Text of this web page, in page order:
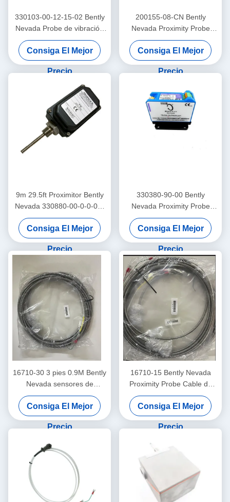
330103-00-12-15-02 Bently
Nevada Probe de vibración
3300 Xl Proximador sensor
Consiga El Mejor
Precio
200155-08-CN Bently
Nevada Proximity Probe
Trendmaster Pro
Acelerómetro de baja
frecuencia
Consiga El Mejor
Precio
9m 29.5ft Proximitor Bently
Nevada 330880-00-0-0-03-
02 ProxPAC Proximidad
Transductor Asamblea
Consiga El Mejor
Precio
330380-90-00 Bently
Nevada Proximity Probe
3300 XL Sensor de
proximidad de alta
temperatura
Consiga El Mejor
Precio
16710-30 3 pies 0.9M Bently
Nevada sensores de
interconexión de cable
Consiga El Mejor
Precio
16710-15 Bently Nevada
Proximity Probe Cable de
interconexión con armadura
-15 - C
Consiga El Mejor
Precio